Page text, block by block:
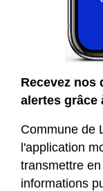
Recevez nos
alertes grâce
Commune de
l'application
transmettre
informations